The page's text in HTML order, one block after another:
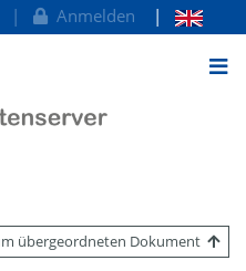
Anmelden
übergeordneten Dokument